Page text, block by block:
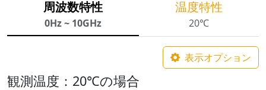
周波数特性
0Hz ~ 10GHz
温度特性
20℃
表示オプション
観測温度：20℃の場合